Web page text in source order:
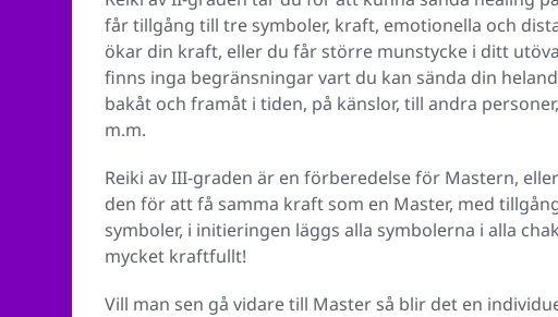
får tillgång till tre symboler, kraft, emotionella och
ökar din kraft, eller du får större munstycke i ditt
finns inga begränsningar vart du kan sända din
bakåt och framåt i tiden, på känslor, till andra
m.m.
Reiki av III-graden är en förberedelse för Mastern,
den för att få samma kraft som en Master, med
symboler, i initieringen läggs alla symbolerna i alla
mycket kraftfullt!
Vill man sen gå vidare till Master så blir det en